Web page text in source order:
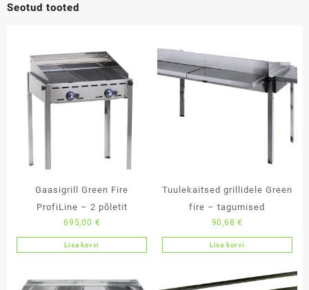
Seotud tooted
Gaasigrill Green Fire
ProfiLine – 2 põletit
695,00 €
Lisa korvi
Tuulekaitsed grillidele Green
fire – tagumised
90,68€
Lisa korvi